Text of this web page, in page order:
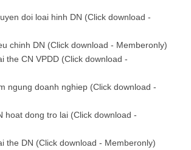
doi loai hinh DN (Click download -
chinh DN (Click download - Memberonly)
the CN VPDD (Click download -
ngung doanh nghiep (Click download -
hoat dong tro lai (Click download -
the DN (Click download - Memberonly)